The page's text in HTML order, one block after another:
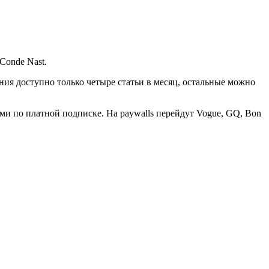
Nast.
доступно только четыре статьи в месяц, остальные можно
по платной подписке. На paywalls перейдут Vogue, GQ, Bon